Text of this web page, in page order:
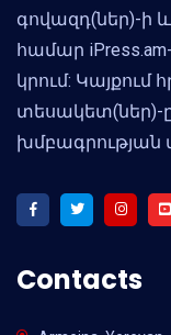
գովազդ(ներ)-ի
համար
կրում:
տեսակետ(ներ)-ը
Contacts